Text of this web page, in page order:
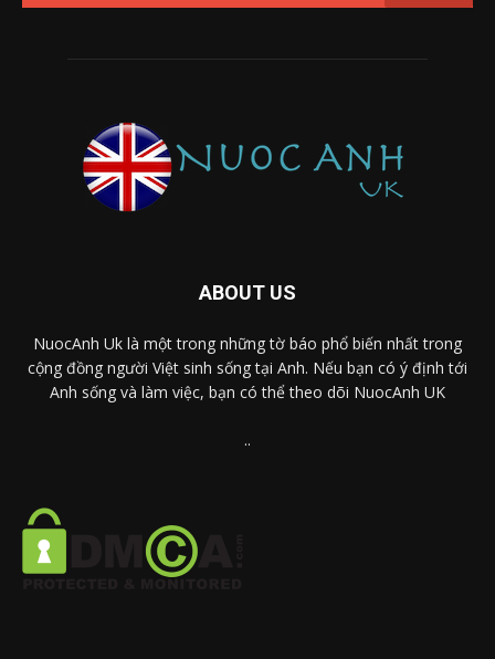
ABOUT US
NuocAnh Uk là một trong những tờ báo phổ biến nhất trong
cộng đồng người Việt sinh sống tại Anh. Nếu bạn có ý định tới
Anh sống và làm việc, bạn có thể theo dõi NuocAnh UK
..